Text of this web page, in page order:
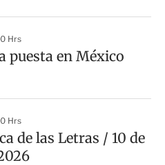
Hrs
puesta en México
Hrs
de las Letras / 10 de